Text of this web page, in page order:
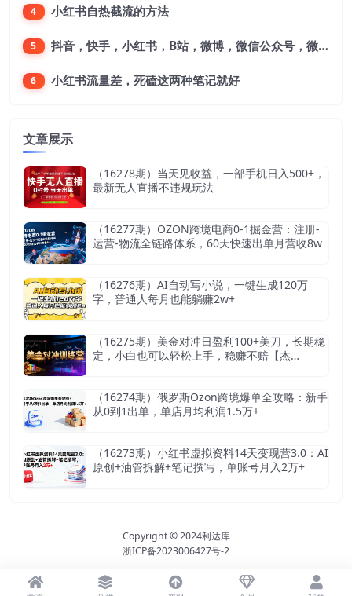
4 小红书自热截流的方法
5 抖音，快手，小红书，B站，微博，微信公众号，微信视频号。每一个平台，都是不一样的机会，对应不一样的赚钱思路
6 小红书流量差，死磕这两种笔记就好
文章展示
（16278期）当天见收益，一部手机日入500+，
最新无人直播不违规玩法
（16277期）OZON跨境电商0-1掘金营：注册-
运营-物流全链路体系，60天快速出单月营收8w
（16276期）AI自动写小说，一键生成120万
字，普通人每月也能躺赚2w+
（16275期）美金对冲日盈利100+美刀，长期稳
定，小白也可以轻松上手，稳赚不赔【杰…
（16274期）俄罗斯Ozon跨境爆单全攻略：新手
从0到1出单，单店月均利润1.5万+
（16273期）小红书虚拟资料14天变现营3.0：AI
原创+油管拆解+笔记撰写，单账号月入2万+
Copyright © 2024利达库
浙ICP备2023006427号-2